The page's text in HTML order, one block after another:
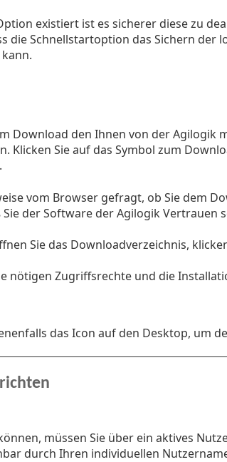
existiert ist es sicherer diese zu
die Schnellstartoption das Sichern
Download den Ihnen von der Agilogik
Klicken Sie auf das Symbol zum
vom Browser gefragt, ob Sie dem
der Software der Agilogik Vertrauen
Sie das Downloadverzeichnis,
nötigen Zugriffsrechte und die
das Icon auf den Desktop, um
müssen Sie über ein aktives
durch Ihren individuellen